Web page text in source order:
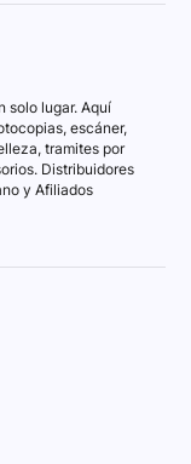
solo lugar. Aquí
escáner,
tramites por
Distribuidores
y Afiliados